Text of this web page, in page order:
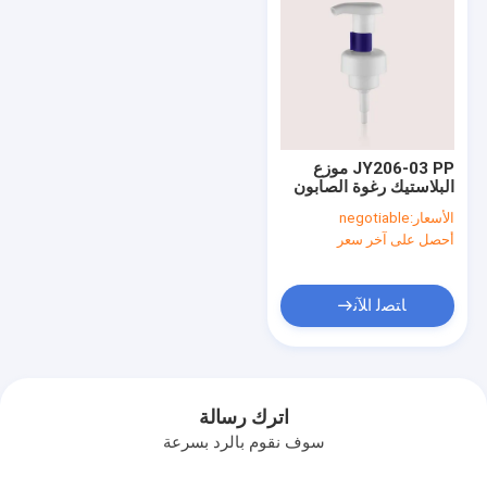
JY206-03 PP موزع
البلاستيك رغوة الصابون
مضخة الشامبو صابون
اليد مضخة 43/400
الأسعار:negotiable
أحصل على آخر سعر
ﺎﺘﺼﻟ ﺍﻶﻧ
اترك رسالة
سوف نقوم بالرد بسرعة